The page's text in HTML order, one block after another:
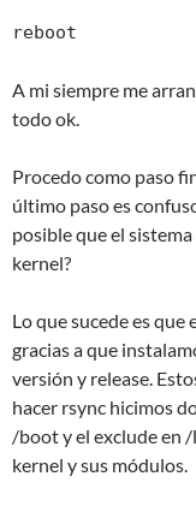
reboot
A mi siempre me
todo ok.
Procedo como paso
último paso es
posible que el
kernel?
Lo que sucede es
gracias a que
versión y release.
hacer rsync hicimos
/boot y el exclude en
kernel y sus módulos.